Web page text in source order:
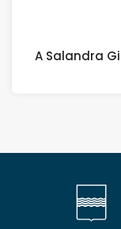
A Salandra